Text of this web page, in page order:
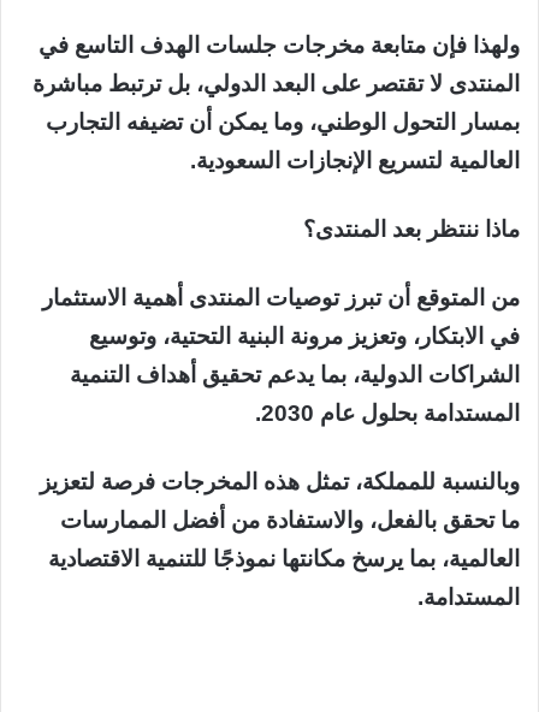
ولهذا فإن متابعة مخرجات جلسات الهدف التاسع في
المنتدى لا تقتصر على البعد الدولي، بل ترتبط مباشرة
بمسار التحول الوطني، وما يمكن أن تضيفه التجارب
العالمية لتسريع الإنجازات السعودية.
ماذا ننتظر بعد المنتدى؟
من المتوقع أن تبرز توصيات المنتدى أهمية الاستثمار
في الابتكار، وتعزيز مرونة البنية التحتية، وتوسيع
الشراكات الدولية، بما يدعم تحقيق أهداف التنمية
المستدامة بحلول عام 2030.
وبالنسبة للمملكة، تمثل هذه المخرجات فرصة لتعزيز
ما تحقق بالفعل، والاستفادة من أفضل الممارسات
العالمية، بما يرسخ مكانتها نموذجًا للتنمية الاقتصادية
المستدامة.